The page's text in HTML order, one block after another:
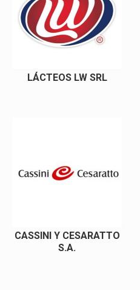
LÁCTEOS LW SRL
CASSINI Y CESARATTO
S.A.